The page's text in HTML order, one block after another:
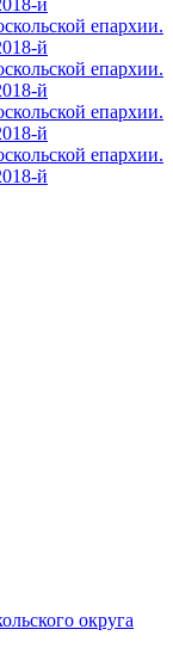
округа